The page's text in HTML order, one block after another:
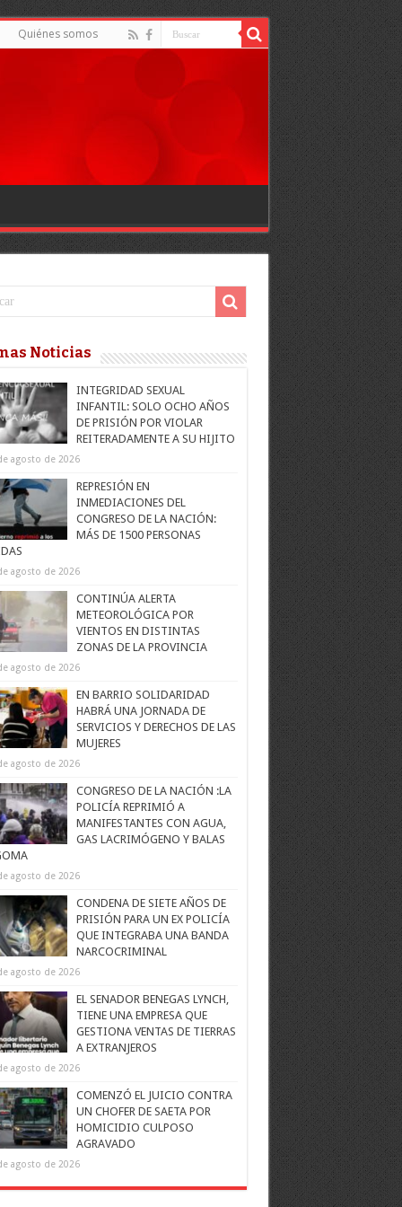
Quiénes somos
Noticias
INTEGRIDAD SEXUAL
INFANTIL: SOLO OCHO AÑOS
DE PRISIÓN POR VIOLAR
REITERADAMENTE A SU HIJITO
agosto de 2026
REPRESIÓN EN
INMEDIACIONES DEL
CONGRESO DE LA NACIÓN:
MÁS DE 1500 PERSONAS
agosto de 2026
CONTINÚA ALERTA
METEOROLÓGICA POR
VIENTOS EN DISTINTAS
ZONAS DE LA PROVINCIA
agosto de 2026
EN BARRIO SOLIDARIDAD
HABRÁ UNA JORNADA DE
SERVICIOS Y DERECHOS DE LAS
MUJERES
agosto de 2026
CONGRESO DE LA NACIÓN :LA
POLICÍA REPRIMIÓ A
MANIFESTANTES CON AGUA,
GAS LACRIMÓGENO Y BALAS
agosto de 2026
CONDENA DE SIETE AÑOS DE
PRISIÓN PARA UN EX POLICÍA
QUE INTEGRABA UNA BANDA
NARCOCRIMINAL
agosto de 2026
EL SENADOR BENEGAS LYNCH,
TIENE UNA EMPRESA QUE
GESTIONA VENTAS DE TIERRAS
A EXTRANJEROS
agosto de 2026
COMENZÓ EL JUICIO CONTRA
UN CHOFER DE SAETA POR
HOMICIDIO CULPOSO
AGRAVADO
agosto de 2026